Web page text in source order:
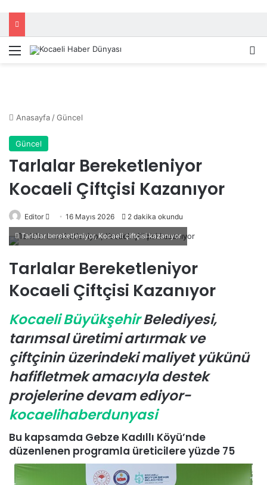
Menü
Anasayfa /Güncel
Güncel
Tarlalar Bereketleniyor
Kocaeli Çiftçisi Kazanıyor
Editor
r
-
p
s
a
g
ö
n
d
e
16 Mayıs 2026 2 dakika okundu
Tarlalar bereketleniyor, Kocaeli çiftçisi kazanıyor
Tarlalar Bereketleniyor
Kocaeli Çiftçisi Kazanıyor
Kocaeli BüyükşehirBelediyesi,
tarımsal üretimi artırmak ve
çiftçinin üzerindeki maliyet yükünü
hafifletmek amacıyla destek
projelerine devam ediyor-
kocaelihaberdunyasi
Bu kapsamda Gebze Kadıllı Köyü’nde
düzenlenen programla üreticilere yüzde 75